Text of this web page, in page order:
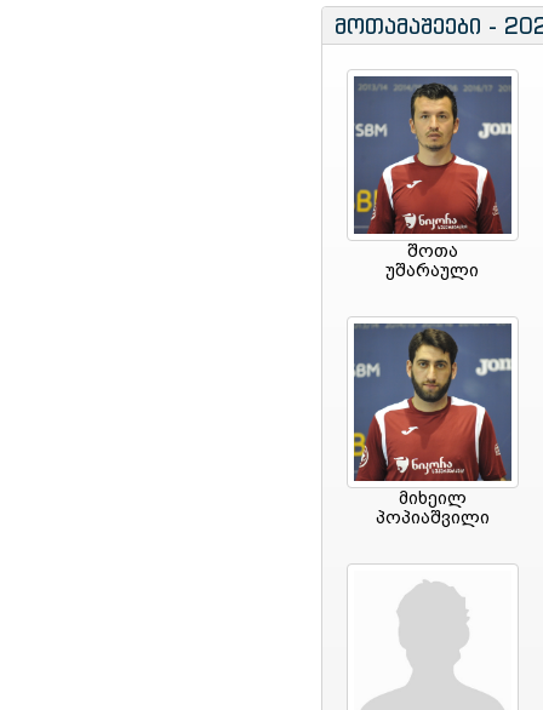
მოთამაშეები -
შოთა
უშარაული
მიხეილ
პოპიაშვილი